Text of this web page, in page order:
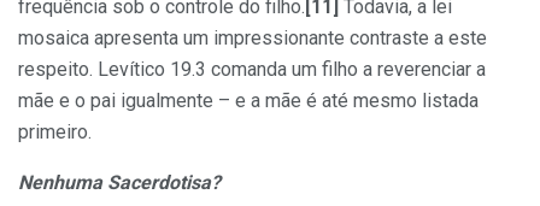
frequência sob o controle do filho. [11]
Todavia, a lei
mosaica apresenta um impressionante contraste a este
respeito. Levítico 19.3 comanda um filho a reverenciar a
mãe e o pai igualmente – e a mãe é até mesmo listada
primeiro.
Nenhuma Sacerdotisa?